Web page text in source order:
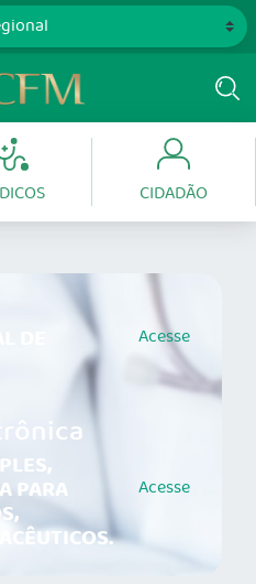
CIDADÃO
Acesse
PARA Acesse